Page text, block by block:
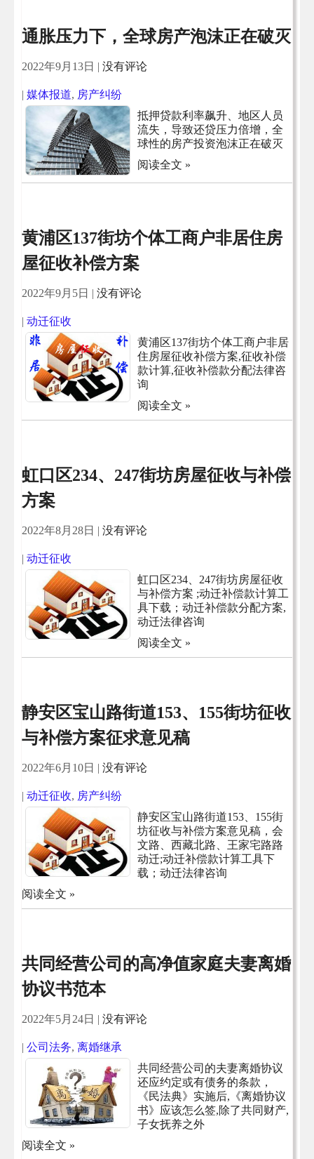
通胀压力下，全球房产泡沫正在破灭
2022年9月13日 | 没有评论
| 媒体报道, 房产纠纷
抵押贷款利率飙升、地区人员
流失，导致还贷压力倍增，全
球性的房产投资泡沫正在破灭
阅读全文 »
黄浦区137街坊个体工商户非居住房
屋征收补偿方案
2022年9月5日 | 没有评论
| 动迁征收
黄浦区137街坊个体工商户非居
住房屋征收补偿方案,征收补偿
款计算,征收补偿款分配法律咨
询
阅读全文 »
虹口区234、247街坊房屋征收与补偿
方案
2022年8月28日 | 没有评论
| 动迁征收
虹口区234、247街坊房屋征收
与补偿方案 ;动迁补偿款计算工
具下载；动迁补偿款分配方案,
动迁法律咨询
阅读全文 »
静安区宝山路街道153、155街坊征收
与补偿方案征求意见稿
2022年6月10日 | 没有评论
| 动迁征收, 房产纠纷
静安区宝山路街道153、155街
坊征收与补偿方案意见稿，会
文路、西藏北路、王家宅路路
动迁;动迁补偿款计算工具下
载；动迁法律咨询
阅读全文 »
共同经营公司的高净值家庭夫妻离婚
协议书范本
2022年5月24日 | 没有评论
| 公司法务, 离婚继承
共同经营公司的夫妻离婚协议
还应约定或有债务的条款，
《民法典》实施后,《离婚协议
书》应该怎么签,除了共同财产,
子女抚养之外
阅读全文 »